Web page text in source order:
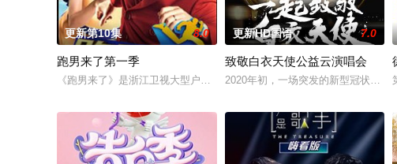
更新第10集 8.0
跑男来了第一季
《跑男来了》是浙江卫视大型户外竞技真人秀《奔跑吧兄弟》的衍生节目
更新HD国语 7.0
致敬白衣天使公益云演唱会
2020年初，一场突发的新型冠状病毒